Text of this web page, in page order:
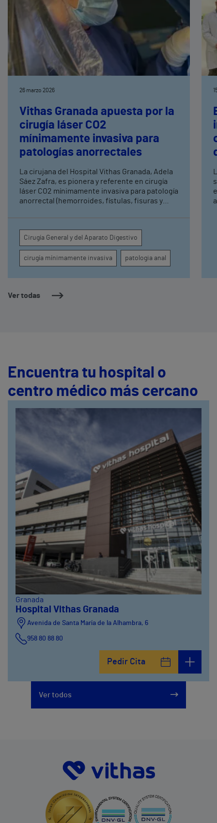
Ver todas
26 marzo 2026
Vithas Granada apuesta por la
cirugía láser CO2
mínimamente invasiva para
patologías anorrectales
La cirujana del Hospital Vithas Granada, Adela
Sáez Zafra, es pionera y referente en cirugía
láser CO2 mínimamente invasiva para patología
anorrectal (hemorroides, fístulas, fisuras y
proctología con una técnica que garantiza la
mínima agresión y una recuperación más
temprana.
Cirugía General y del Aparato Digestivo
cirugía mínimamente invasiva patologia anal
Encuentra tu hospital o
centro médico más cercano
Granada
Hospital Vithas Granada
Avenida de Santa María de la Alhambra, 6
958 80 88 80
Pedir Cita
Ver todos